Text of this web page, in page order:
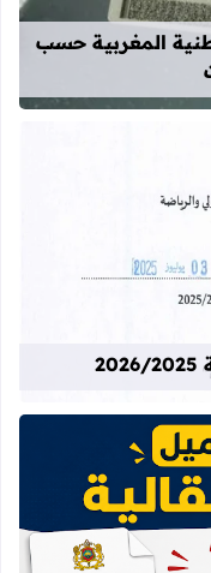
المغربية حسب
عن مقرر تنظيم السنة الدراسية